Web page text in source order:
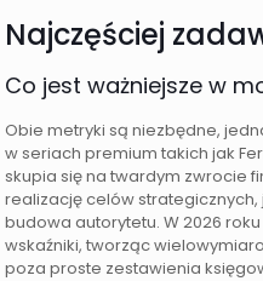
Najczęściej
Co jest ważniejsze w
Obie metryki są niezbędne,
w seriach premium takich jak
skupia się na twardym zwrocie
realizację celów
budowa autorytetu. W 2026
wskaźniki, tworząc
poza proste zestawienia